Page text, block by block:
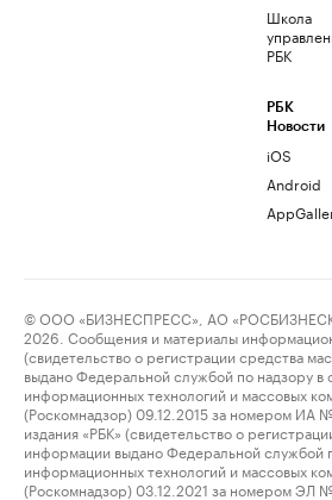
Школа
РБК
РБК
Новости
iOS
Android
© ООО «БИЗНЕСПРЕСС», АО
2026. Сообщения и материалы
(свидетельство о регистрации средства
выдано Федеральной службой по надзору в
информационных технологий и массовых
(Роскомнадзор) 09.12.2015 за номером ИА
издания «РБК» (свидетельство о
информации выдано Федеральной службой
информационных технологий и массовых
(Роскомнадзор) 03.12.2021 за номером ЭЛ